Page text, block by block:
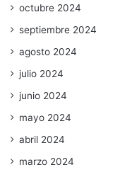
octubre 2024
septiembre 2024
agosto 2024
julio 2024
junio 2024
mayo 2024
abril 2024
marzo 2024